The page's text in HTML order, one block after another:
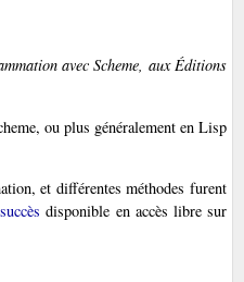
avec Scheme, aux Éditions
ou plus généralement en Lisp
et différentes méthodes furent
disponible en accès libre sur